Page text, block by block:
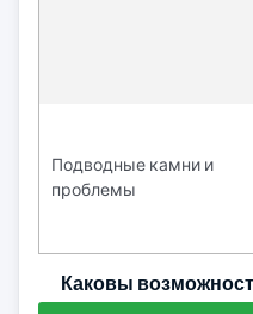
Подводные камни и
проблемы
Каковы